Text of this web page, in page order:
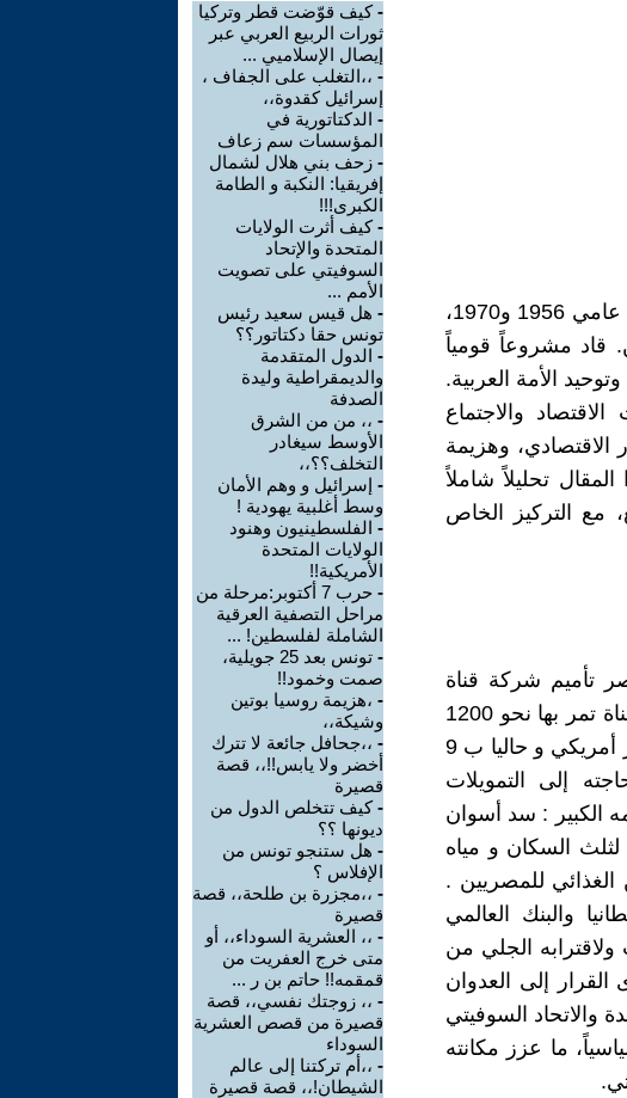
يُعد جمال عبد الناصر (1918–1970)، رئيس جمهورية مصر بين عامي 1956 و1970،
قاد مشروعاً قومياً
الأمة العربية.
والاجتماع
الاقتصادي، وهزيمة
الستة عام 1967. يعرض هذا المقال تحليلاً شاملاً
مع التركيز الخاص
1956، أعلن عبد الناصر تأميم شركة قناة
السويس التي كانت تحت سيطرة بريطانية وفرنسية. كانت القناة تمر بها نحو 1200
سفينة شهرياً، وتدر عوائد سنوية تُقدّر آنذاك بـ 100 مليون دولار أمريكي و حاليا ب 9
إلى التمويلات
لمشروعه و حلمه الكبير : سد أسوان
لثلث السكان و مياه
للمصريين .
والبنك العالمي
ولاقترابه الجلي من
القرار إلى العدوان
والاتحاد السوفيتي
ما عزز مكانته
-كيف قوّضت قطر وتركيا
ثورات الربيع العربي عبر
إيصال الإسلاميي ...
- ،،التغلب على الجفاف ،
إسرائيل كقدوة،،
- الدكتاتورية في
المؤسسات سم زعاف
- زحف بني هلال لشمال
إفريقيا: النكبة و الطامة
الكبرى!!!
-كيف أثرت الولايات
المتحدة والإتحاد
السوفيتي على تصويت
الأمم ...
- هل قيس سعيد رئيس
تونس حقا دكتاتور؟؟
- الدول المتقدمة
والديمقراطية وليدة
الصدفة
- ،، من من الشرق
الأوسط سيغادر
التخلف؟؟،،
- إسرائيل و وهم الأمان
وسط أغلبية يهودية !
- الفلسطينيون وهنود
الولايات المتحدة
الأمريكية!!
-
حرب 7 أكتوبر:مرحلة من
مراحل التصفية العرقية
الشاملة لفلسطين! ...
-
تونس بعد 25 جويلية،
صمت وخمود!!
- ،هزيمة روسيا بوتين
وشيكة،،
- ،،جحافل جائعة لا تترك
أخضر ولا يابس!!،، قصة
قصيرة
-كيف تتخلص الدول من
ديونها ؟؟
- هل ستنجو تونس من
الإفلاس ؟
- ،،مجزرة بن طلحة،، قصة
قصيرة
- ،، العشرية السوداء،، أو
متى خرج العفريت من
قمقمه!! حاتم بن ر ...
- ،، زوجتك نفسي،، قصة
قصيرة من قصص العشرية
السوداء
- ،،أم تركتنا إلى عالم
الشيطان!،، قصة قصيرة